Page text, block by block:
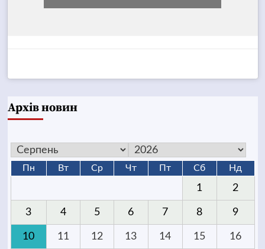
Архів новин
Пн Вт Ср Чт Пт Сб Нд
1 2
3 4 5 6 7 8 9
10 11 12 13 14 15 16